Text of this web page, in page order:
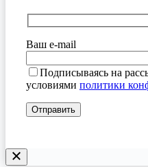
Ваш e-mail
Подписываясь на
условиями политики